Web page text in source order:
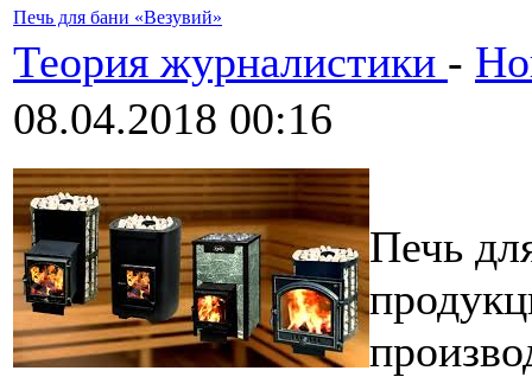
Печь для бани «Везувий»
Теория журналистики -
08.04.2018 00:16
Печь